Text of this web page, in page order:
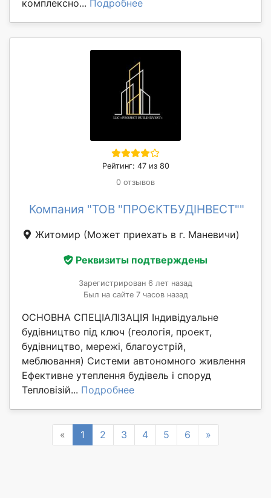
комплексно... Подробнее
Рейтинг: 47 из 80
0 отзывов
Компания "ТОВ "ПРОЄКТБУДІНВЕСТ""
Житомир (Может приехать в г. Маневичи)
Реквизиты подтверждены
Зарегистрирован 6 лет назад
Был на сайте 7 часов назад
ОСНОВНА СПЕЦІАЛІЗАЦІЯ Індивідуальне
будівництво під ключ (геологія, проект,
будівництво, мережі, благоустрій,
меблювання) Системи автономного живлення
Ефективне утеплення будівель і споруд
Тепловізій... Подробнее
« Previous
1 2 3 4 5 6 »